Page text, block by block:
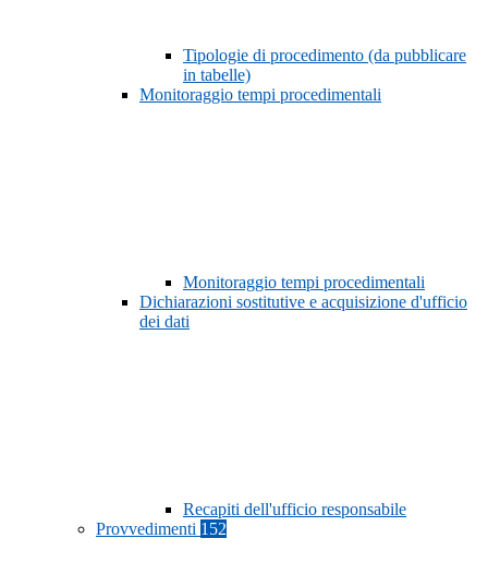
Tipologie di procedimento (da pubblicare
in tabelle)
Monitoraggio tempi procedimentali
Monitoraggio tempi procedimentali
Dichiarazioni sostitutive e acquisizione d'ufficio
dei dati
Recapiti dell'ufficio responsabile
Provvedimenti 152